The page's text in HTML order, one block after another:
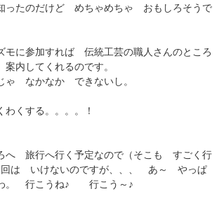
たのだけど めちゃめちゃ おもしろそうで
モに参加すれば 伝統工芸の職人さんのところ
内してくれるのです。
ゃ なかなか できないし。
くする。。。。！
へ 旅行へ行く予定なので（そこも すごく行
回は いけないのですが、、、 あ～ やっぱ
。 行こうね♪ 行こう～♪